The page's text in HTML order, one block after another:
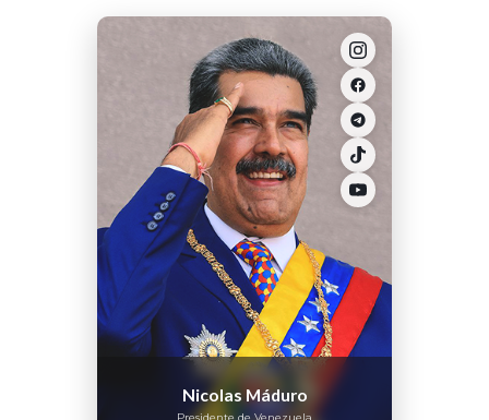
Nicolas Máduro
Presidente de Venezuela